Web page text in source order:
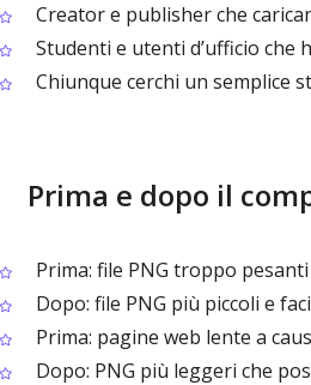
Creator e publisher che
Studenti e utenti d’ufficio che
Chiunque cerchi un semplice
Prima e dopo il
Prima: file PNG troppo
Dopo: file PNG più piccoli e
Prima: pagine web lente a
Dopo: PNG più leggeri che